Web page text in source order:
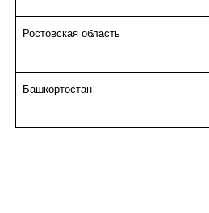
Ростовская область
Башкортостан